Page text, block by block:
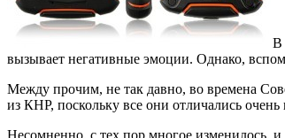
В
вызывает негативные эмоции. Однако,
Между прочим, не так давно, во времена
из КНР, поскольку все они отличались
Несомненно, с тех пор многое изменилось,